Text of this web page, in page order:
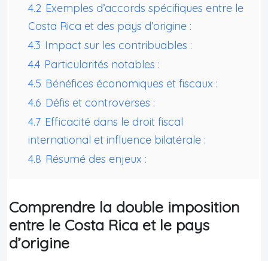
4.2 Exemples d’accords spécifiques entre le
Costa Rica et des pays d’origine :
4.3 Impact sur les contribuables :
4.4 Particularités notables :
4.5 Bénéfices économiques et fiscaux :
4.6 Défis et controverses :
4.7 Efficacité dans le droit fiscal
international et influence bilatérale :
4.8 Résumé des enjeux :
Comprendre la double imposition
entre le Costa Rica et le pays
d’origine